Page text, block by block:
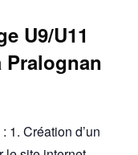
U9/U11
Pralognan
1. Création d’un